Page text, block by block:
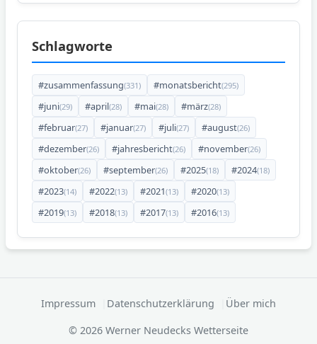
Schlagworte
#zusammenfassung(331) #monatsbericht(295)
#juni(29) #april(28) #mai(28) #märz(28)
#februar(27) #januar(27) #juli(27) #august(26)
#dezember(26) #jahresbericht(26) #november(26)
#oktober(26) #september(26) #2025(18) #2024(18)
#2023(14) #2022(13) #2021(13) #2020(13)
#2019(13) #2018(13) #2017(13) #2016(13)
Impressum Datenschutzerklärung
Über mich
© 2026 Werner Neudecks Wetterseite